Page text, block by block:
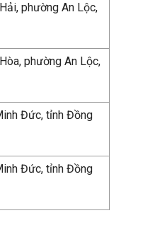
phường An Lộc,
phường An Lộc,
Đức, tỉnh Đồng
Đức, tỉnh Đồng